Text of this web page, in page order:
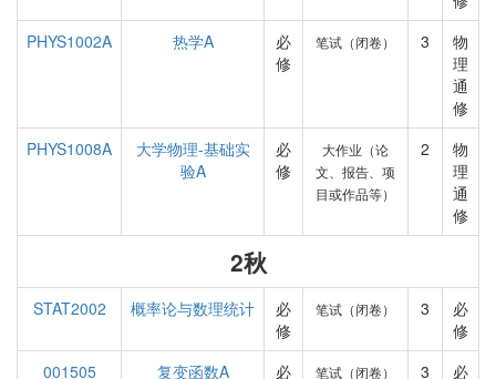
PHYS1002A
热学A
必
修
笔试（闭卷） 3
物
理
通
修
PHYS1008A
大学物理-基础实
验A
必
修
大作业（论
文、报告、项
目或作品等）
2
物
理
通
修
2秋
STAT2002 概率论与数理统计
必
修
笔试（闭卷） 3
必
修
001505
复变函数A
必
笔试（闭卷） 3
必